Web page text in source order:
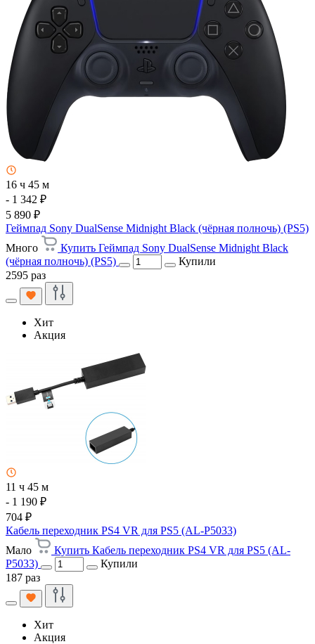
16 ч 45 м
- 1 342 ₽
5 890 ₽
Геймпад Sony DualSense Midnight Black (чёрная полночь) (PS5)
Много
Купить Геймпад Sony DualSense Midnight Black
(чёрная полночь) (PS5)
Купили
2595 раз
Хит
Акция
11 ч 45 м
- 1 190 ₽
704 ₽
Кабель переходник PS4 VR для PS5 (AL-P5033)
Мало
Купить Кабель переходник PS4 VR для PS5 (AL-
P5033)
Купили
187 раз
Хит
Акция